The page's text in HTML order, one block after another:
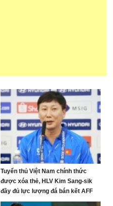
Tuyển thủ Việt Nam chính thức
được xóa thẻ, HLV Kim Sang-sik
đầy đủ lực lượng đá bán kết AFF
Cup